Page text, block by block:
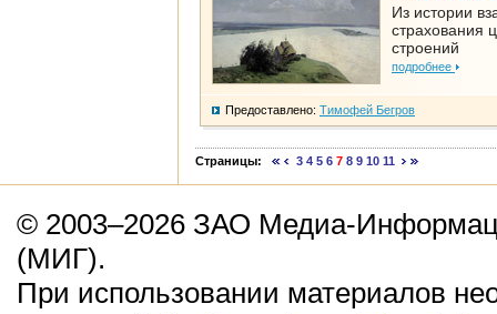
Из истории
страхования
строений
подробнее
Предоставлено: Тимофей Бегров
Страницы: 3 4 5 6 7 8 9 10 11
© 2003–2026 ЗАО Медиа-
(МИГ).
При использовании материалов